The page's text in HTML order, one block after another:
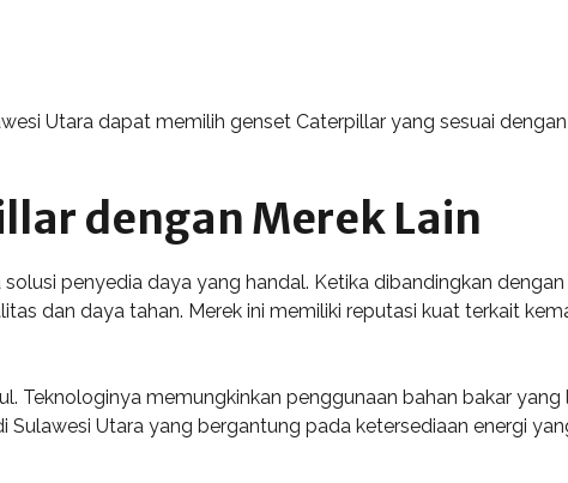
Utara dapat memilih genset Caterpillar yang sesuai
dengan Merek Lain
penyedia daya yang handal. Ketika dibandingkan dengan
dan daya tahan. Merek ini memiliki reputasi kuat terkait
Teknologinya memungkinkan penggunaan bahan bakar yang
Utara yang bergantung pada ketersediaan energi